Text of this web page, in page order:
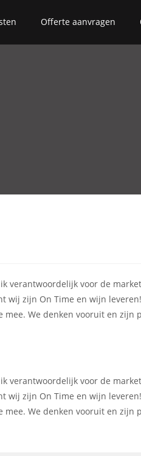
Offerte aanvragen
verantwoordelijk voor de
wij zijn On Time en wijn
mee. We denken vooruit en
verantwoordelijk voor de
wij zijn On Time en wijn
mee. We denken vooruit en